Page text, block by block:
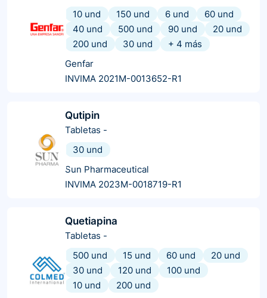
10 und
150 und 6 und
60 und
40 und
500 und 90 und
20 und
200 und
30 und + 4 más
Genfar
INVIMA 2021M-0013652-R1
Qutipin
Tabletas -
30 und
Sun Pharmaceutical
INVIMA 2023M-0018719-R1
Quetiapina
Tabletas -
500 und
15 und 60 und
20 und
30 und
120 und
100 und
10 und
200 und